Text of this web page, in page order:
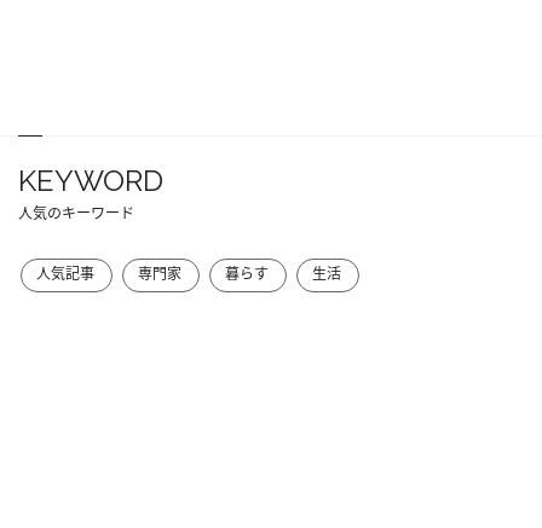
KEYWORD
人気のキーワード
人気記事 専門家 暮らす 生活